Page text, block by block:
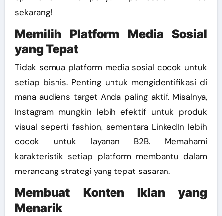
sekarang!
Memilih Platform Media Sosial
yang Tepat
Tidak semua platform media sosial cocok untuk
setiap bisnis. Penting untuk mengidentifikasi di
mana audiens target Anda paling aktif. Misalnya,
Instagram mungkin lebih efektif untuk produk
visual seperti fashion, sementara LinkedIn lebih
cocok untuk layanan B2B. Memahami
karakteristik setiap platform membantu dalam
merancang strategi yang tepat sasaran.
Membuat Konten Iklan yang
Menarik